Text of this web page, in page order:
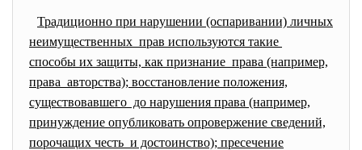
Традиционно при нарушении (оспаривании) личных
неимущественных прав используются такие
способы их защиты, как признание права (например,
права авторства); восстановление положения,
существовавшего до нарушения права (например,
принуждение опубликовать опровержение сведений,
порочащих честь и достоинство); пресечение